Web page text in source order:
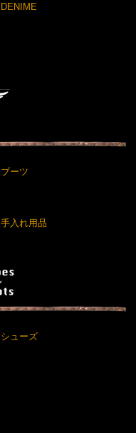
DENIME
ブーツ
手入れ用品
シューズ